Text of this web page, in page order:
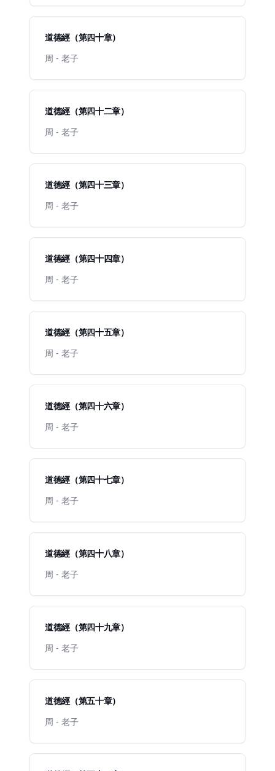
道德經（第四十章）
周 - 老子
道德經（第四十二章）
周 - 老子
道德經（第四十三章）
周 - 老子
道德經（第四十四章）
周 - 老子
道德經（第四十五章）
周 - 老子
道德經（第四十六章）
周 - 老子
道德經（第四十七章）
周 - 老子
道德經（第四十八章）
周 - 老子
道德經（第四十九章）
周 - 老子
道德經（第五十章）
周 - 老子